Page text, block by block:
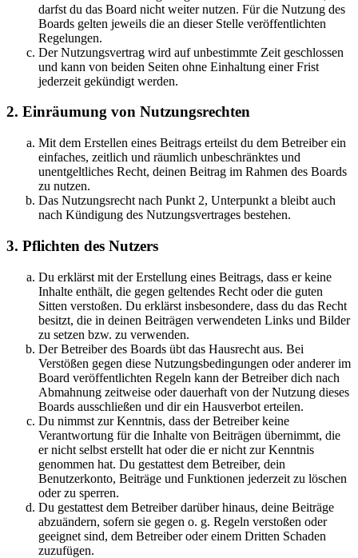
darfst du das Board nicht weiter nutzen. Für die Nutzung des
Boards gelten jeweils die an dieser Stelle veröffentlichten
Regelungen.
Der Nutzungsvertrag wird auf unbestimmte Zeit geschlossen
und kann von beiden Seiten ohne Einhaltung einer Frist
jederzeit gekündigt werden.
2. Einräumung von Nutzungsrechten
Mit dem Erstellen eines Beitrags erteilst du dem Betreiber ein
einfaches, zeitlich und räumlich unbeschränktes und
unentgeltliches Recht, deinen Beitrag im Rahmen des Boards
zu nutzen.
Das Nutzungsrecht nach Punkt 2, Unterpunkt a bleibt auch
nach Kündigung des Nutzungsvertrages bestehen.
3. Pflichten des Nutzers
Du erklärst mit der Erstellung eines Beitrags, dass er keine
Inhalte enthält, die gegen geltendes Recht oder die guten
Sitten verstoßen. Du erklärst insbesondere, dass du das Recht
besitzt, die in deinen Beiträgen verwendeten Links und Bilder
zu setzen bzw. zu verwenden.
Der Betreiber des Boards übt das Hausrecht aus. Bei
Verstößen gegen diese Nutzungsbedingungen oder anderer im
Board veröffentlichten Regeln kann der Betreiber dich nach
Abmahnung zeitweise oder dauerhaft von der Nutzung dieses
Boards ausschließen und dir ein Hausverbot erteilen.
Du nimmst zur Kenntnis, dass der Betreiber keine
Verantwortung für die Inhalte von Beiträgen übernimmt, die
er nicht selbst erstellt hat oder die er nicht zur Kenntnis
genommen hat. Du gestattest dem Betreiber, dein
Benutzerkonto, Beiträge und Funktionen jederzeit zu löschen
oder zu sperren.
Du gestattest dem Betreiber darüber hinaus, deine Beiträge
abzuändern, sofern sie gegen o. g. Regeln verstoßen oder
geeignet sind, dem Betreiber oder einem Dritten Schaden
zuzufügen.